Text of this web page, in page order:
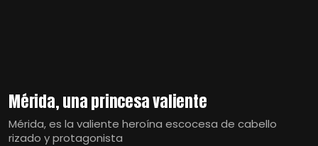
Mérida, una princesa valiente
Mérida, es la valiente heroína escocesa de cabello
rizado y protagonista